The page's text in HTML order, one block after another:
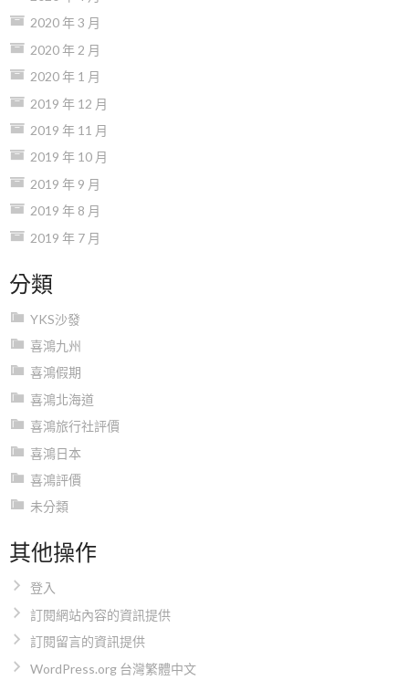
2020 年 3 月
2020 年 2 月
2020 年 1 月
2019 年 12 月
2019 年 11 月
2019 年 10 月
2019 年 9 月
2019 年 8 月
2019 年 7 月
分類
YKS沙發
喜鴻九州
喜鴻假期
喜鴻北海道
喜鴻旅行社評價
喜鴻日本
喜鴻評價
未分類
其他操作
登入
訂閱網站內容的資訊提供
訂閱留言的資訊提供
WordPress.org 台灣繁體中文